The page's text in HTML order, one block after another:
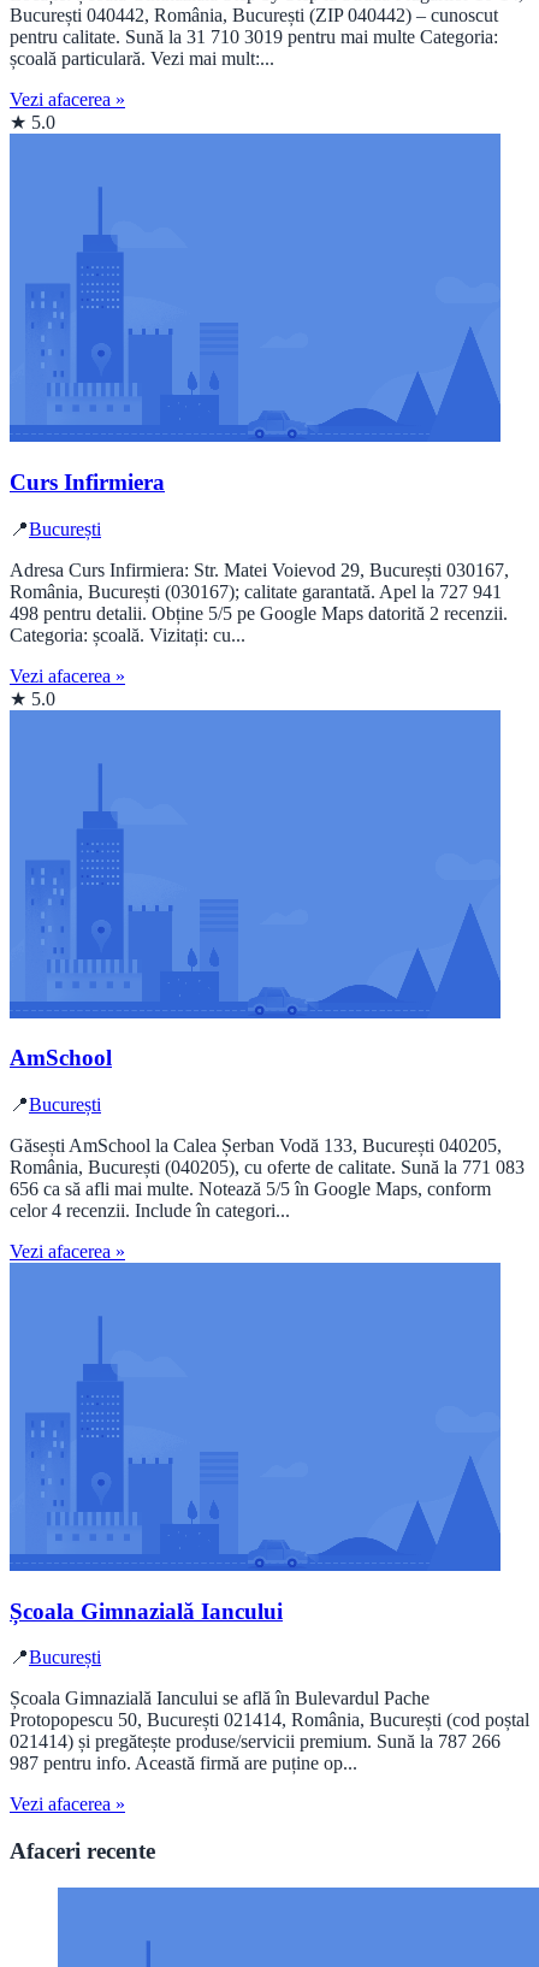
București 040442, România, București (ZIP 040442) – cunoscut
pentru calitate. Sună la 31 710 3019 pentru mai multe Categoria:
școală particulară. Vezi mai mult:...
Vezi afacerea »
★ 5.0
Curs Infirmiera
📍București
Adresa Curs Infirmiera: Str. Matei Voievod 29, București 030167,
România, București (030167); calitate garantată. Apel la 727 941
498 pentru detalii. Obține 5/5 pe Google Maps datorită 2 recenzii.
Categoria: școală. Vizitați: cu...
Vezi afacerea »
★ 5.0
AmSchool
📍București
Găsești AmSchool la Calea Șerban Vodă 133, București 040205,
România, București (040205), cu oferte de calitate. Sună la 771 083
656 ca să afli mai multe. Notează 5/5 în Google Maps, conform
celor 4 recenzii. Include în categori...
Vezi afacerea »
Școala Gimnazială Iancului
📍București
Școala Gimnazială Iancului se află în Bulevardul Pache
Protopopescu 50, București 021414, România, București (cod poștal
021414) și pregătește produse/servicii premium. Sună la 787 266
987 pentru info. Această firmă are puține op...
Vezi afacerea »
Afaceri recente